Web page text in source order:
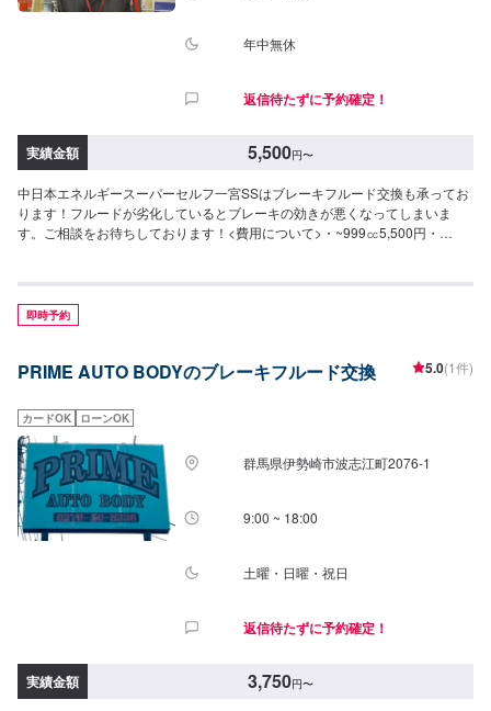
年中無休
返信待たずに予約確定！
実績金額 5,500円〜
中日本エネルギースーパーセルフ一宮SSはブレーキフルード交換も承ってお
ります！フルードが劣化しているとブレーキの効きが悪くなってしまいま
す。ご相談をお待ちしております！<費用について>・~999㏄5,500円・
即時予約
PRIME AUTO BODYのブレーキフルード交換 5.0(1件)
カードOK ローンOK
群馬県伊勢崎市波志江町2076-1
9:00 ~ 18:00
土曜・日曜・祝日
返信待たずに予約確定！
実績金額 3,750円〜